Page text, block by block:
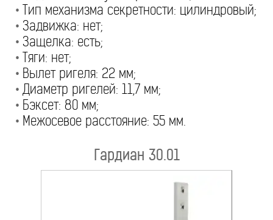
• Тип механизма секретности: цилиндровый;
• Задвижка: нет;
• Защелка: есть;
• Тяги: нет;
• Вылет ригеля: 22 мм;
• Диаметр ригелей: 11,7 мм;
• Бэксет: 80 мм;
• Межосевое расстояние: 55 мм.
Гардиан 30.01